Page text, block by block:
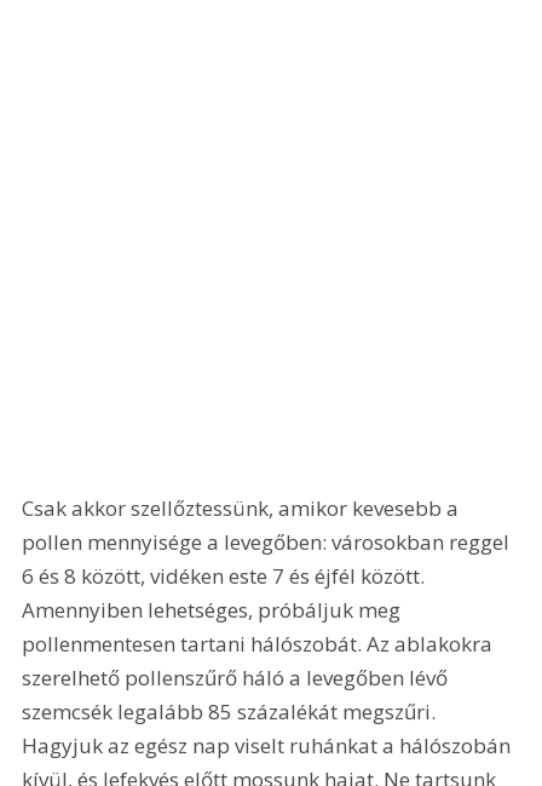
Csak akkor szellőztessünk, amikor kevesebb a
pollen mennyisége a levegőben: városokban reggel
6 és 8 között, vidéken este 7 és éjfél között.
Amennyiben lehetséges, próbáljuk meg
pollenmentesen tartani hálószobát. Az ablakokra
szerelhető pollenszűrő háló a levegőben lévő
szemcsék legalább 85 százalékát megszűri.
Hagyjuk az egész nap viselt ruhánkat a hálószobán
kívül, és lefekvés előtt mossunk hajat. Ne tartsunk